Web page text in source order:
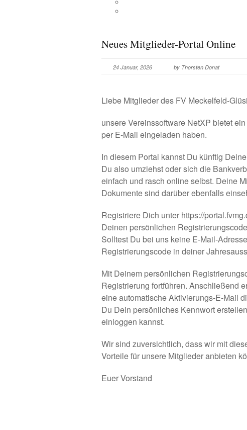
Neues Mitglieder-Portal Online
24 Januar, 2026 by Thorsten Donat
Liebe Mitglieder des FV Meckelfeld-
unsere Vereinssoftware NetXP bietet
per E-Mail eingeladen haben.
In diesem Portal kannst Du künftig
Du also umziehst oder sich die
einfach und rasch online selbst. Deine
Dokumente sind darüber ebenfalls
Registriere Dich unter https://
Deinen persönlichen
Solltest Du bei uns keine E-Mail-
Registrierungscode in deiner
Mit Deinem persönlichen
Registrierung fortführen. Anschließend
eine automatische Aktivierungs-E-Mail
Du Dein persönliches Kennwort
einloggen kannst.
Wir sind zuversichtlich, dass wir mit
Vorteile für unsere Mitglieder anbieten
Euer Vorstand